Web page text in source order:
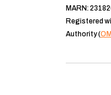
MARN:
Registered
Authority (